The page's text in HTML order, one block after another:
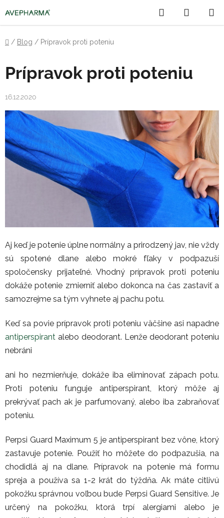
na
obsah
Hľadať
KOŠÍK
Domov
/ Blog / Prípravok proti poteniu
Prípravok proti poteniu
16.12.2020
Aj keď je potenie úplne normálny a prirodzený jav, nie vždy
sú spotené dlane alebo mokré fľaky v podpazuší
spoločensky prijateľné. Vhodný prípravok proti poteniu
dokáže potenie zmierniť alebo dokonca na čas zastaviť a
samozrejme sa tým vyhnete aj pachu potu.
Keď sa povie prípravok proti poteniu väčšine asi napadne
antiperspirant alebo deodorant. Lenže deodorant poteniu
nebráni
ani ho nezmierňuje, dokáže iba eliminovať zápach potu.
Proti poteniu funguje antiperspirant, ktorý môže aj
prekrývať pach ak je parfumovaný, alebo iba zabraňovať
poteniu.
Perpsi Guard Maximum 5 je antiperspirant bez vône, ktorý
zastavuje potenie. Použiť ho môžete do podpazušia, na
chodidlá aj na dlane. Prípravok na potenie má formu
spreja a používa sa 1-2 krát do týždňa. Ak máte citlivú
pokožku správnou voľbou bude Perpsi Guard Sensitive. Je
určený na pokožku, ktorá trpí alergiami alebo je